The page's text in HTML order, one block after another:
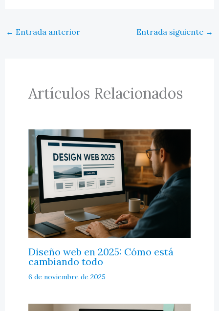
← Entrada anterior Entrada siguiente →
Artículos Relacionados
Diseño web en 2025: Cómo está
cambiando todo
6 de noviembre de 2025